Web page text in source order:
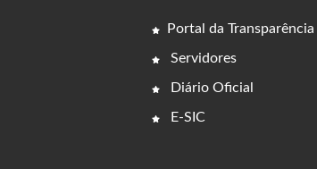
Portal da Transparência
Servidores
Diário Oficial
E-SIC